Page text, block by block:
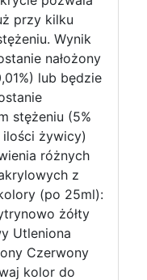
przy kilku
Wynik
nałożony
lub będzie
stężeniu (5%
żywicy)
różnych
z
(po 25ml):
żółty
Utleniona
Czerwony
kolor do